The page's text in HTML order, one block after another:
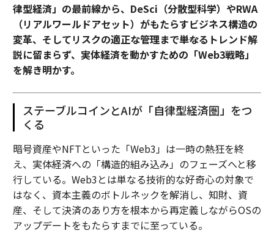
律型経済」の最前線から、DeSci（分散型科学）やRWA
（リアルワールドアセット）がもたらすビジネス構造の
変革、そしてリスクの適正な管理まで――単なるトレンド解
説に留まらず、実体経済を動かすための「Web3戦略」
を解き明かす。
ステーブルコインとAIが「自律型経済圏」をつ
くる
暗号資産やNFTといった「Web3」は一時の熱狂を終
え、実体経済への「構造的組み込み」のフェーズへと移
行している。Web3とは単なる技術的な好奇心の対象で
はなく、資本主義のボトルネックを解消し、知財、資
産、そして決済のあり方を根本から再定義しながらOSの
アップデートをもたらすまでに至っている。